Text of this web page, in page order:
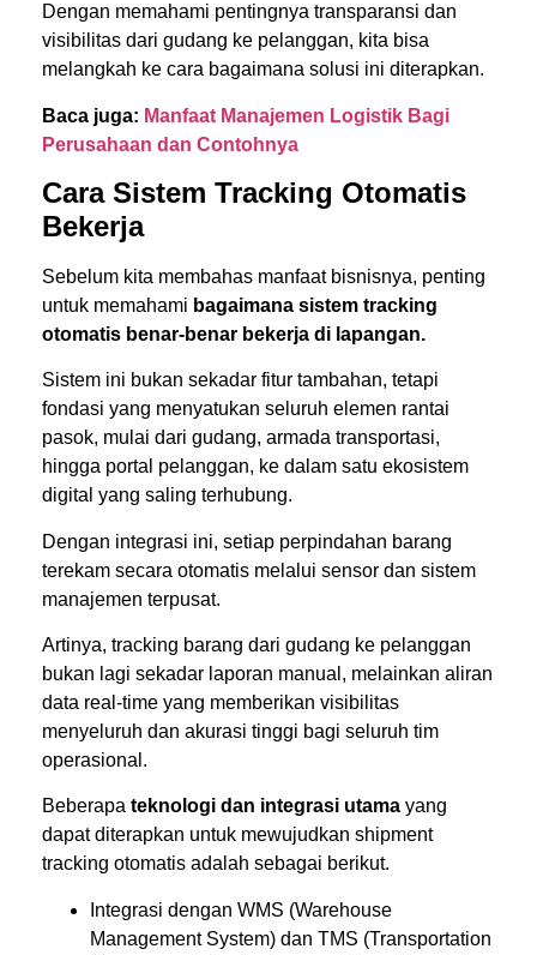
Dengan memahami pentingnya transparansi dan
visibilitas dari gudang ke pelanggan, kita bisa
melangkah ke cara bagaimana solusi ini diterapkan.
Baca juga: Manfaat Manajemen Logistik Bagi
Perusahaan dan Contohnya
Cara Sistem Tracking Otomatis
Bekerja
Sebelum kita membahas manfaat bisnisnya, penting
untuk memahami bagaimana sistem tracking
otomatis benar-benar bekerja di lapangan.
Sistem ini bukan sekadar fitur tambahan, tetapi
fondasi yang menyatukan seluruh elemen rantai
pasok, mulai dari gudang, armada transportasi,
hingga portal pelanggan, ke dalam satu ekosistem
digital yang saling terhubung.
Dengan integrasi ini, setiap perpindahan barang
terekam secara otomatis melalui sensor dan sistem
manajemen terpusat.
Artinya, tracking barang dari gudang ke pelanggan
bukan lagi sekadar laporan manual, melainkan aliran
data real-time yang memberikan visibilitas
menyeluruh dan akurasi tinggi bagi seluruh tim
operasional.
Beberapa teknologi dan integrasi utama yang
dapat diterapkan untuk mewujudkan shipment
tracking otomatis adalah sebagai berikut.
Integrasi dengan WMS (Warehouse
Management System) dan TMS (Transportation